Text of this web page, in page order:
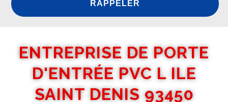
ENTREPRISE DE PORTE
D'ENTRÉE PVC L ILE
SAINT DENIS 93450